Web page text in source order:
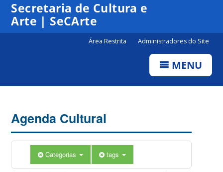
Secretaria de Cultura e
Arte | SeCArte
Área Restrita Administradores do Site
MENU
Agenda Cultural
Categorias tags